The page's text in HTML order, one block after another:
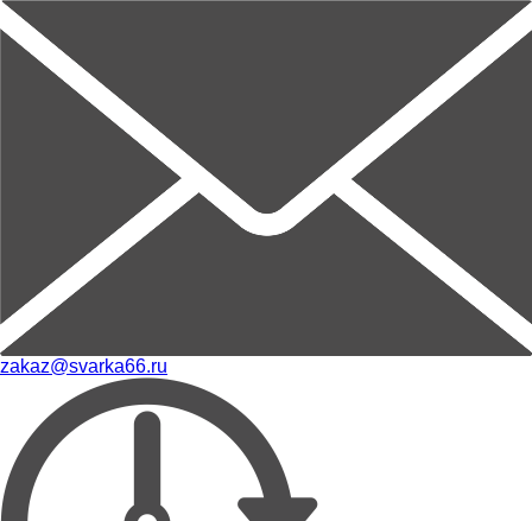
zakaz@svarka66.ru